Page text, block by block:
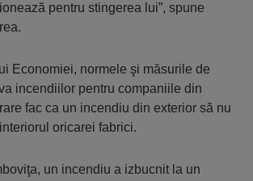
pentru stingerea lui”, spune
Economiei, normele şi măsurile de
incendiilor pentru companiile din
fac ca un incendiu din exterior să nu
oricarei fabrici.
un incendiu a izbucnit la un